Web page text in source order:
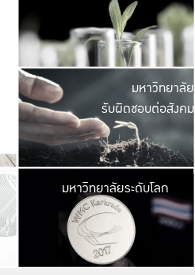
มีพื้นที่เขียวสดใส
เป็นป่าในเมือง เกษต
มหาวิ
ค
เปิดประ
และพบเรื่องราวใ
มหาวิทยาลัย
รับผิดชอบต่อสังคม
มหาวิ
เปลี่ยนแปลง แล
เพื่อทำง
ระบบสารสนเทศ
มหาวิทยาลัยระดับโลก